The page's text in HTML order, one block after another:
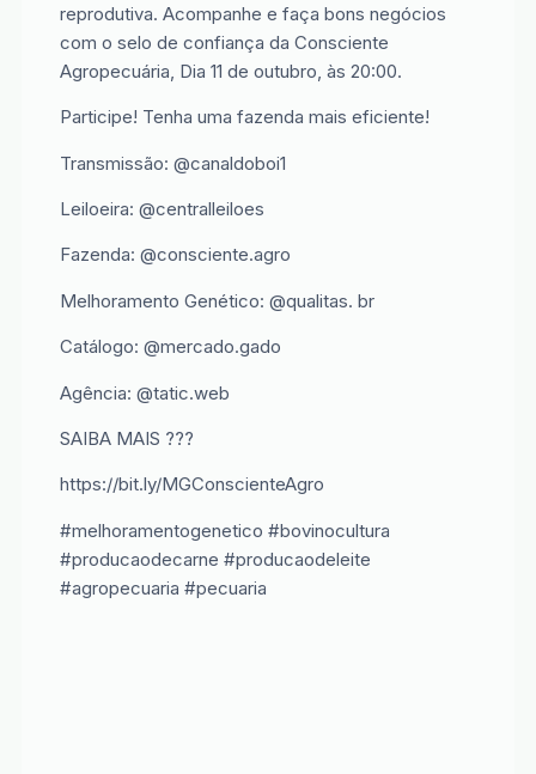
reprodutiva. Acompanhe e faça bons negócios
com o selo de confiança da Consciente
Agropecuária, Dia 11 de outubro, às 20:00.
Participe! Tenha uma fazenda mais eficiente!
Transmissão: @canaldoboi1
Leiloeira: @centralleiloes
Fazenda: @consciente.agro
Melhoramento Genético: @qualitas. br
Catálogo: @mercado.gado
Agência: @tatic.web
SAIBA MAIS ???
https://bit.ly/MGConscienteAgro
#melhoramentogenetico #bovinocultura
#producaodecarne #producaodeleite
#agropecuaria #pecuaria